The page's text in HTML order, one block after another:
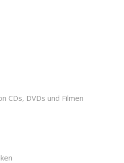
CDs, DVDs und Filmen